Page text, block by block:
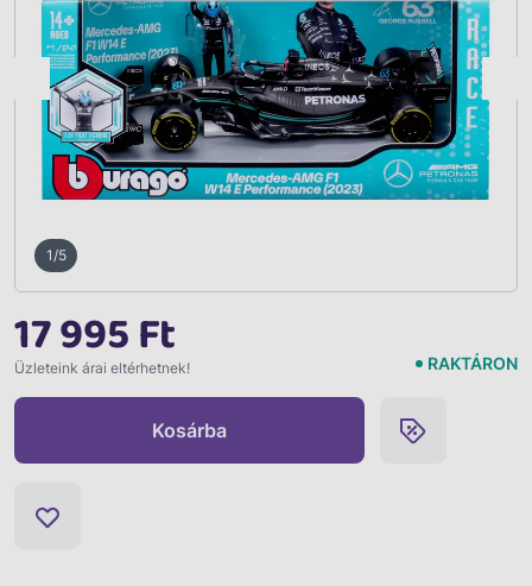
Vissza
1/5
17 995 Ft
Üzleteink árai eltérhetnek! RAKTÁRON
Kosárba